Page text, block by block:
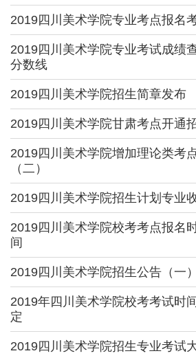
2019四川美术学院专业考点报名
2019四川美术学院专业考试成绩
分数线
2019四川美术学院招生简章发布
2019四川美术学院甘肃考点开通
2019四川美术学院增加理论类考
（二）
2019四川美术学院招生计划专业
2019四川美术学院校考考点报名
间
2019四川美术学院招生公告（一）
2019年四川美术学院校考考试时
定
2019四川美术学院招生专业考试